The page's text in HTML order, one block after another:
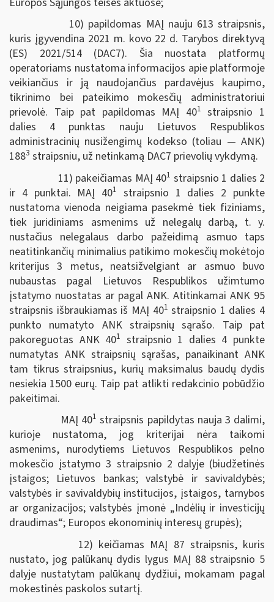
10) papildomas MAĮ nauju 613 straipsnis,
kuris įgyvendina 2021 m. kovo 22 d. Tarybos direktyvą
(ES) 2021/514 (DAC7). Šia nuostata platformų
operatoriams nustatoma informacijos apie platformoje
veikiančius ir ją naudojančius pardavėjus kaupimo,
tikrinimo bei pateikimo mokesčių administratoriui
prievolė. Taip pat papildomas MAĮ 401 straipsnio 1
dalies 4 punktas nauju Lietuvos Respublikos
administracinių nusižengimų kodekso (toliau — ANK)
1883 straipsniu, už netinkamą DAC7 prievolių vykdymą.
11) pakeičiamas MAĮ 401 straipsnio 1 dalies 2
ir 4 punktai. MAĮ 401
straipsnio 1 dalies 2 punkte
nustatoma vienoda neigiama pasekmė tiek fiziniams,
tiek juridiniams asmenims už nelegalų darbą, t. y.
nustačius nelegalaus darbo pažeidimą asmuo taps
neatitinkančių minimalius patikimo mokesčių mokėtojo
kriterijus 3 metus, neatsižvelgiant ar asmuo buvo
nubaustas pagal Lietuvos Respublikos užimtumo
įstatymo nuostatas ar pagal ANK. Atitinkamai ANK 95
straipsnis išbraukiamas iš MAĮ 401 straipsnio 1 dalies 4
punkto numatyto ANK straipsnių sąrašo. Taip pat
pakoreguotas ANK 401 straipsnio 1 dalies 4 punkte
numatytas ANK straipsnių sąrašas, panaikinant ANK
tam tikrus straipsnius, kurių maksimalus baudų dydis
nesiekia 1500 eurų. Taip pat atlikti redakcinio pobūdžio
pakeitimai.
MAĮ 401 straipsnis papildytas nauja 3 dalimi,
kurioje nustatoma, jog kriterijai nėra taikomi
asmenims, nurodytiems Lietuvos Respublikos pelno
mokesčio įstatymo 3 straipsnio 2 dalyje (biudžetinės
įstaigos; Lietuvos bankas; valstybė ir savivaldybės;
valstybės ir savivaldybių institucijos, įstaigos, tarnybos
ar organizacijos; valstybės įmonė „Indėlių ir investicijų
draudimas“; Europos ekonominių interesų grupės);
12) keičiamas MAĮ 87 straipsnis, kuris
nustato, jog palūkanų dydis lygus MAĮ 88 straipsnio 5
dalyje nustatytam palūkanų dydžiui, mokamam pagal
mokestinės paskolos sutartį.